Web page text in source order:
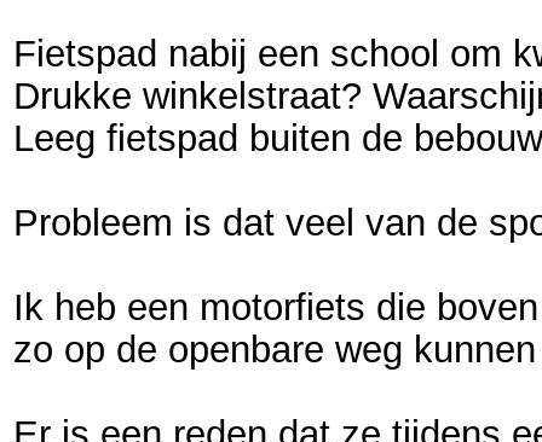
Fietspad nabij een school om
Drukke winkelstraat?
Leeg fietspad buiten de
Probleem is dat veel van de
Ik heb een motorfiets die
zo op de openbare weg
Er is een reden dat ze tijdens